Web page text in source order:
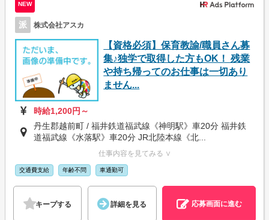
NEW
派 株式会社アスカ
【資格必須】保育教諭/職員さん募
集♪独学で取得した方もOK！ 残業
や持ち帰ってのお仕事は一切あり
ません...
時給1,200円～
丹生郡越前町 / 福井鉄道福武線《神明駅》車20分 福井鉄
道福武線《水落駅》車20分 JR北陸本線《北...
仕事内容を見てみる ∨
交通費支給 年齢不問 車通勤可
キープする 詳細を見る 応募画面に進む